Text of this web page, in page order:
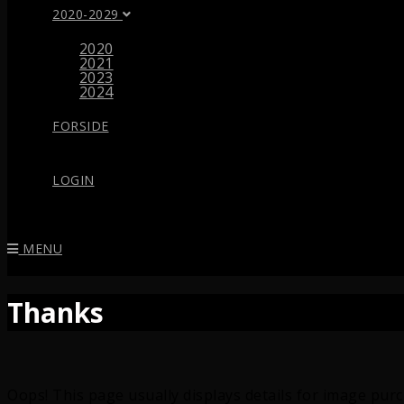
2020-2029
2020
2021
2023
2024
FORSIDE
LOGIN
MENU
Thanks